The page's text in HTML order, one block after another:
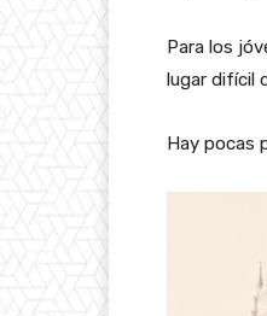
Para los
lugar difícil
Hay pocas